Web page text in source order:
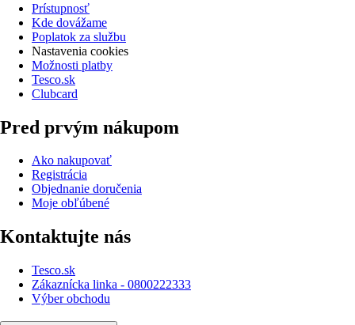
Prístupnosť
Kde dovážame
Poplatok za službu
Nastavenia cookies
Možnosti platby
Tesco.sk
Clubcard
Pred prvým nákupom
Ako nakupovať
Registrácia
Objednanie doručenia
Moje obľúbené
Kontaktujte nás
Tesco.sk
Zákaznícka linka - 0800222333
Výber obchodu